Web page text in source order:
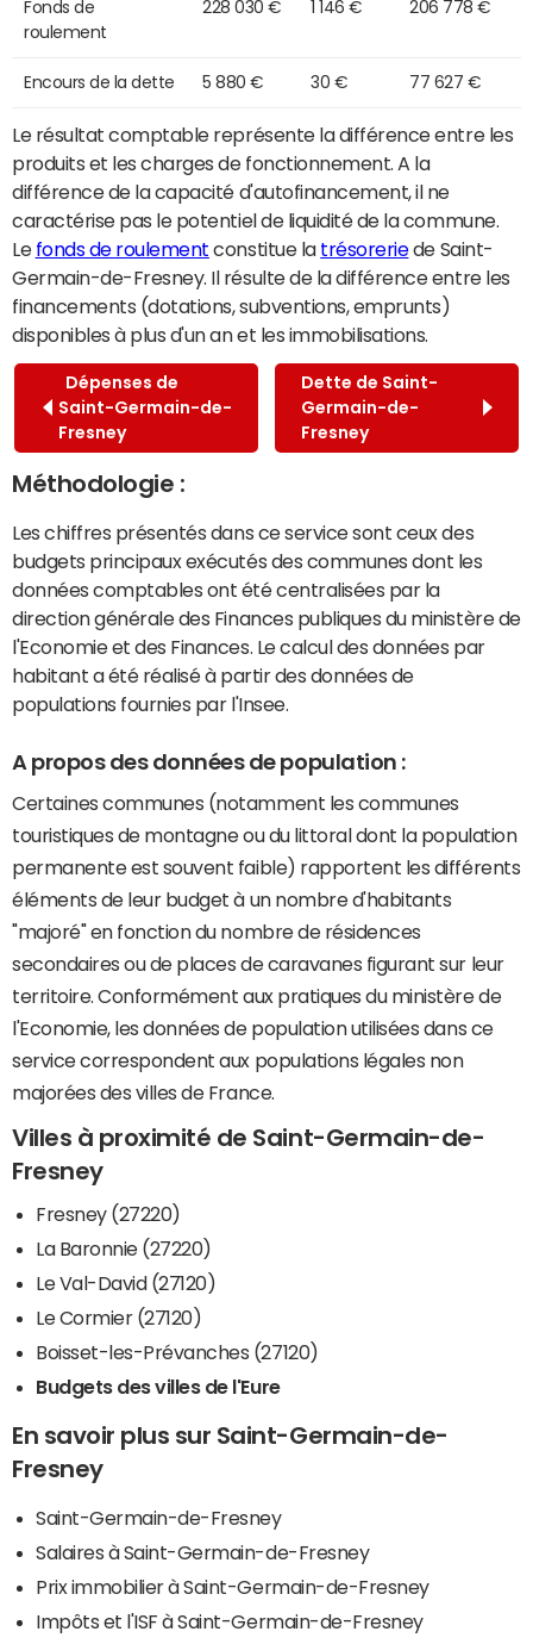
Fonds de
roulement
228 030 € 1 146 € 206 778 €
Encours de la dette 5 880 € 30 € 77 627 €
Le résultat comptable représente la différence entre les
produits et les charges de fonctionnement. A la
différence de la capacité d'autofinancement, il ne
caractérise pas le potentiel de liquidité de la commune.
Le fonds de roulement constitue la trésoreriede Saint-
Germain-de-Fresney. Il résulte de la différence entre les
financements (dotations, subventions, emprunts)
disponibles à plus d'un an et les immobilisations.
Dépenses de
Saint-Germain-de-
Fresney
Dette de Saint-
Germain-de-
Fresney
Méthodologie :
Les chiffres présentés dans ce service sont ceux des
budgets principaux exécutés des communes dont les
données comptables ont été centralisées par la
direction générale des Finances publiques du ministère de
l'Economie et des Finances. Le calcul des données par
habitant a été réalisé à partir des données de
populations fournies par l'Insee.
A propos des données de population :
Certaines communes (notamment les communes
touristiques de montagne ou du littoral dont la population
permanente est souvent faible) rapportent les différents
éléments de leur budget à un nombre d'habitants
"majoré" en fonction du nombre de résidences
secondaires ou de places de caravanes figurant sur leur
territoire. Conformément aux pratiques du ministère de
l'Economie, les données de population utilisées dans ce
service correspondent aux populations légales non
majorées des villes de France.
Villes à proximité de Saint-Germain-de-
Fresney
Fresney (27220)
La Baronnie (27220)
Le Val-David (27120)
Le Cormier (27120)
Boisset-les-Prévanches (27120)
Budgets des villes de l'Eure
En savoir plus sur Saint-Germain-de-
Fresney
Saint-Germain-de-Fresney
Salaires à Saint-Germain-de-Fresney
Prix immobilier à Saint-Germain-de-Fresney
Impôts et l'ISF à Saint-Germain-de-Fresney